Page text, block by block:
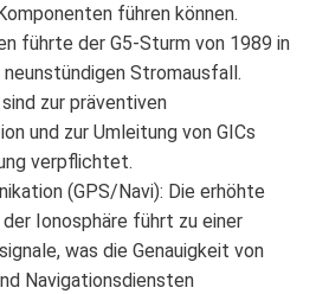
führen können.
führte der G5-Sturm von 1989 in
Stromausfall.
zur präventiven
und zur Umleitung von GICs
verpflichtet.
(GPS/Navi): Die erhöhte
Ionosphäre führt zu einer
was die Genauigkeit von
Navigationsdiensten